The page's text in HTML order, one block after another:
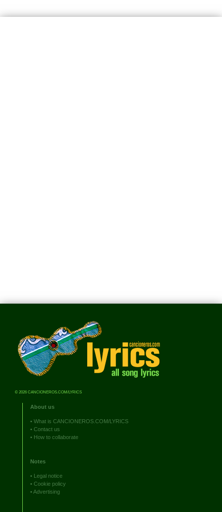
© 2026 CANCIONEROS.COM/LYRICS
About us
• What is CANCIONEROS.COM/LYRICS
• Contact us
• How to collaborate
Notes
• Legal notice
• Cookie policy
•Advertising